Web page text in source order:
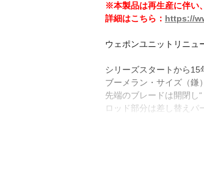
※本製品は再生産に伴い
詳細はこちら： https://
ウェポンユニットリニュ
シリーズスタートから15
ブーメラン・サイズ（鎌
先端のブレードは開閉し
ロッド部分は差し替えパ